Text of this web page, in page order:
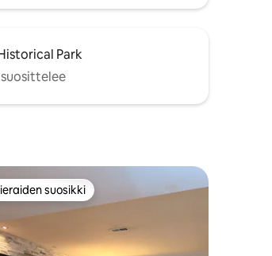
Park
suosikki
suosikki